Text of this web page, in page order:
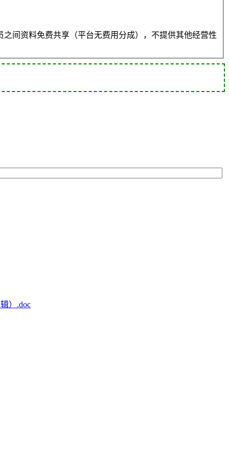
间资料免费共享（平台无费用分成），不提供其他经营性
）.doc